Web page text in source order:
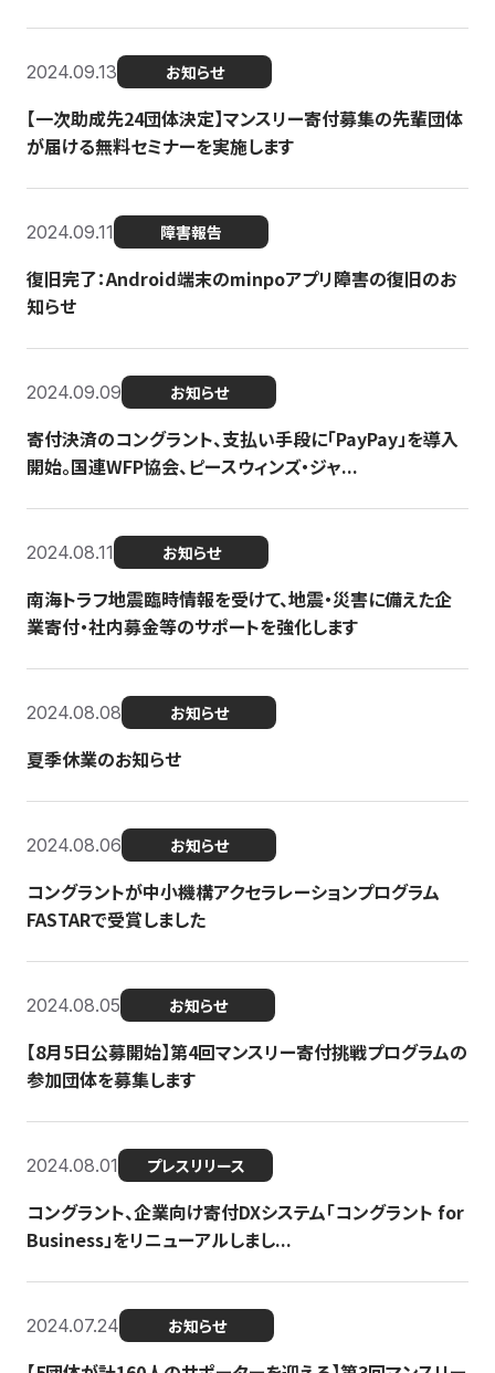
2024.09.13 お知らせ
【一次助成先24団体決定】マンスリー寄付募集の先輩団体
が届ける無料セミナーを実施します
2024.09.11 障害報告
復旧完了：Android端末のminpoアプリ障害の復旧のお
知らせ
2024.09.09 お知らせ
寄付決済のコングラント、支払い手段に「PayPay」を導入
開始。国連WFP協会、ピースウィンズ・ジャ...
2024.08.11 お知らせ
南海トラフ地震臨時情報を受けて、地震・災害に備えた企
業寄付・社内募金等のサポートを強化します
2024.08.08 お知らせ
夏季休業のお知らせ
2024.08.06 お知らせ
コングラントが中小機構アクセラレーションプログラム
FASTARで受賞しました
2024.08.05 お知らせ
【8月5日公募開始】第4回マンスリー寄付挑戦プログラムの
参加団体を募集します
2024.08.01 プレスリリース
コングラント、企業向け寄付DXシステム「コングラント for
Business」をリニューアルしまし...
2024.07.24 お知らせ